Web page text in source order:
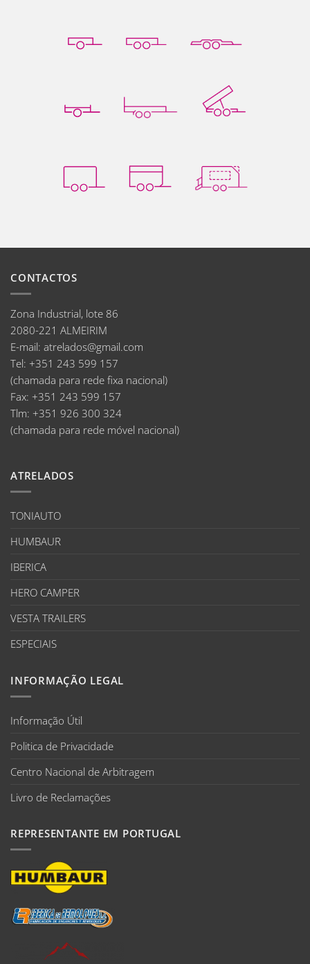
CONTACTOS
Zona Industrial, lote 86
2080-221 ALMEIRIM
E-mail: atrelados@gmail.com
Tel: +351 243 599 157
(chamada para rede fixa nacional)
Fax: +351 243 599 157
Tlm: +351 926 300 324
(chamada para rede móvel nacional)
ATRELADOS
TONIAUTO
HUMBAUR
IBERICA
HERO CAMPER
VESTA TRAILERS
ESPECIAIS
INFORMAÇÃO LEGAL
Informação Útil
Politica de Privacidade
Centro Nacional de Arbitragem
Livro de Reclamações
REPRESENTANTE EM PORTUGAL